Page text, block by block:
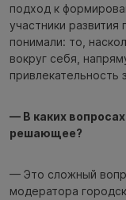
подход к
участники
понимали: то,
вокруг себя,
привлекательность
— В каких
решающее?
— Это сложный
модератора